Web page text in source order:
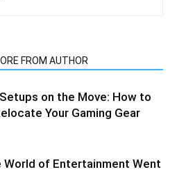
FROM AUTHOR
on the Move: How to
Your Gaming Gear
World of Entertainment Went